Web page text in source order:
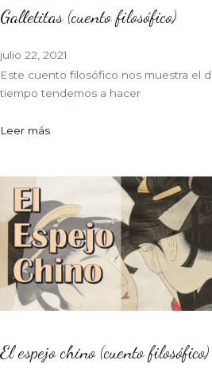
Galletitas (cuento filosófico)
julio 22, 2021
Este cuento filosófico nos muestra el
tiempo tendemos a hacer
Leer más
El espejo chino (cuento filosófico)